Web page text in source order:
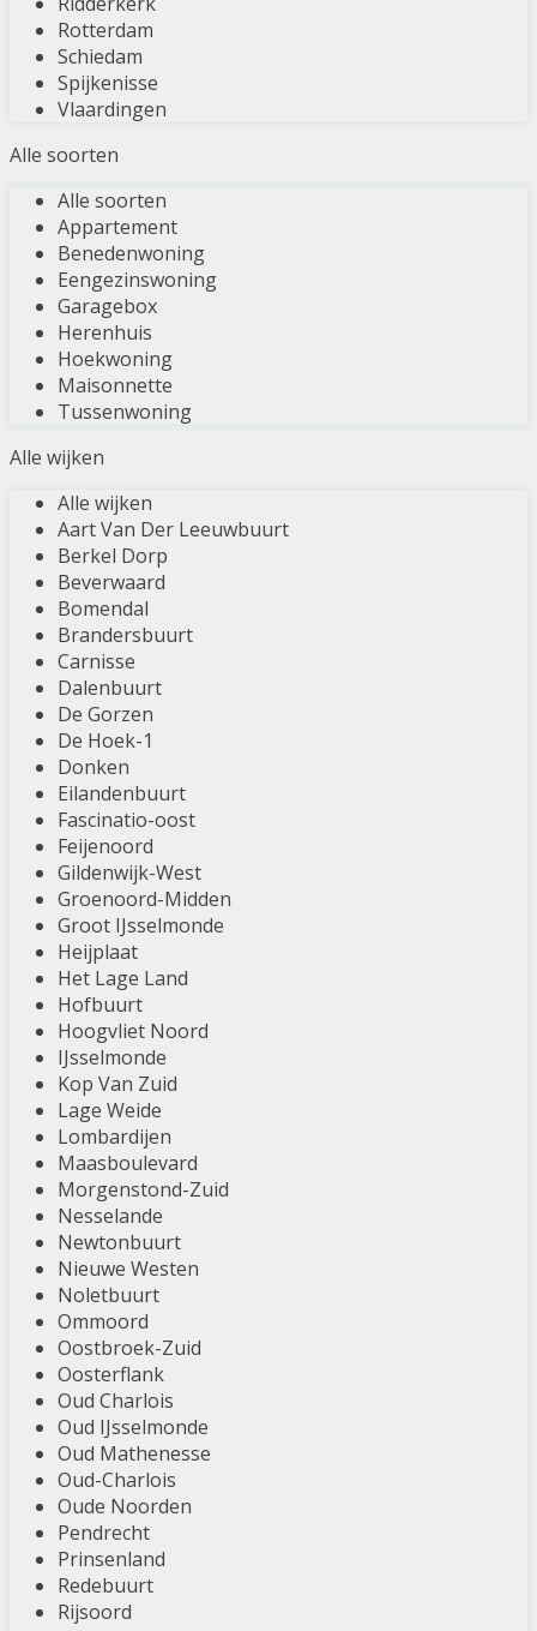
Rotterdam
Schiedam
Spijkenisse
Vlaardingen
Alle soorten
Alle soorten
Appartement
Benedenwoning
Eengezinswoning
Garagebox
Herenhuis
Hoekwoning
Maisonnette
Tussenwoning
Alle wijken
Alle wijken
Aart Van Der Leeuwbuurt
Berkel Dorp
Beverwaard
Bomendal
Brandersbuurt
Carnisse
Dalenbuurt
De Gorzen
De Hoek-1
Donken
Eilandenbuurt
Fascinatio-oost
Feijenoord
Gildenwijk-West
Groenoord-Midden
Groot IJsselmonde
Heijplaat
Het Lage Land
Hofbuurt
Hoogvliet Noord
IJsselmonde
Kop Van Zuid
Lage Weide
Lombardijen
Maasboulevard
Morgenstond-Zuid
Nesselande
Newtonbuurt
Nieuwe Westen
Noletbuurt
Ommoord
Oostbroek-Zuid
Oosterflank
Oud Charlois
Oud IJsselmonde
Oud Mathenesse
Oud-Charlois
Oude Noorden
Pendrecht
Prinsenland
Redebuurt
Rijsoord